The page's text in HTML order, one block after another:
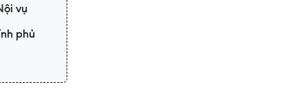
vụ
phủ